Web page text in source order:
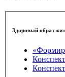
Здоровый образ